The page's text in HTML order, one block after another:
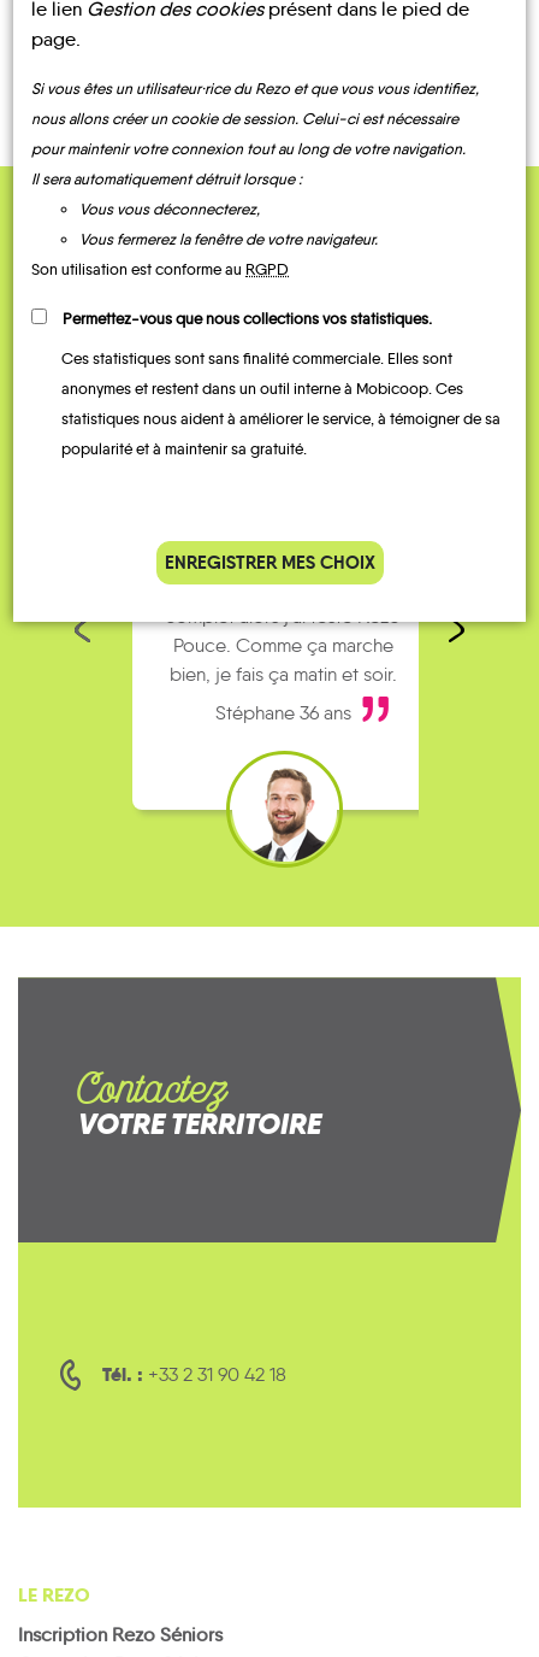
QUELQUES
Témoignages
Je vais bosser en train, mais le
parking de la gare est toujours
complet alors j’ai testé Rezo
Pouce. Comme ça marche
bien, je fais ça matin et soir.
Stéphane 36 ans
Contactez
VOTRE TERRITOIRE
Tél. : +33 2 31 90 42 18
LE REZO
Inscription Rezo Séniors
le lien Gestion des cookiesprésent dans le pied de
page.
Si vous êtes un utilisateur·rice du Rezo et que vous vous identifiez,
nous allons créer un cookie de session. Celui-ci est nécessaire
pour maintenir votre connexion tout au long de votre navigation.
Il sera automatiquement détruit lorsque :
Vous vous déconnecterez,
Vous fermerez la fenêtre de votre navigateur.
Son utilisation est conforme au RGPD
Permettez-vous que nous collections vos statistiques.
Ces statistiques sont sans finalité commerciale. Elles sont
anonymes et restent dans un outil interne à Mobicoop. Ces
statistiques nous aident à améliorer le service, à témoigner de sa
popularité et à maintenir sa gratuité.
ENREGISTRER MES CHOIX